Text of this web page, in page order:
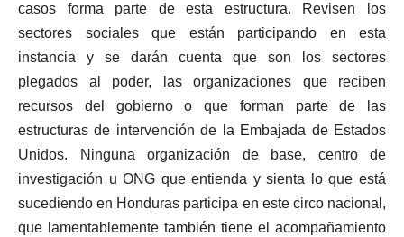
casos forma parte de esta estructura. Revisen los
sectores sociales que están participando en esta
instancia y se darán cuenta que son los sectores
plegados al poder, las organizaciones que reciben
recursos del gobierno o que forman parte de las
estructuras de intervención de la Embajada de Estados
Unidos. Ninguna organización de base, centro de
investigación u ONG que entienda y sienta lo que está
sucediendo en Honduras participa en este circo nacional,
que lamentablemente también tiene el acompañamiento